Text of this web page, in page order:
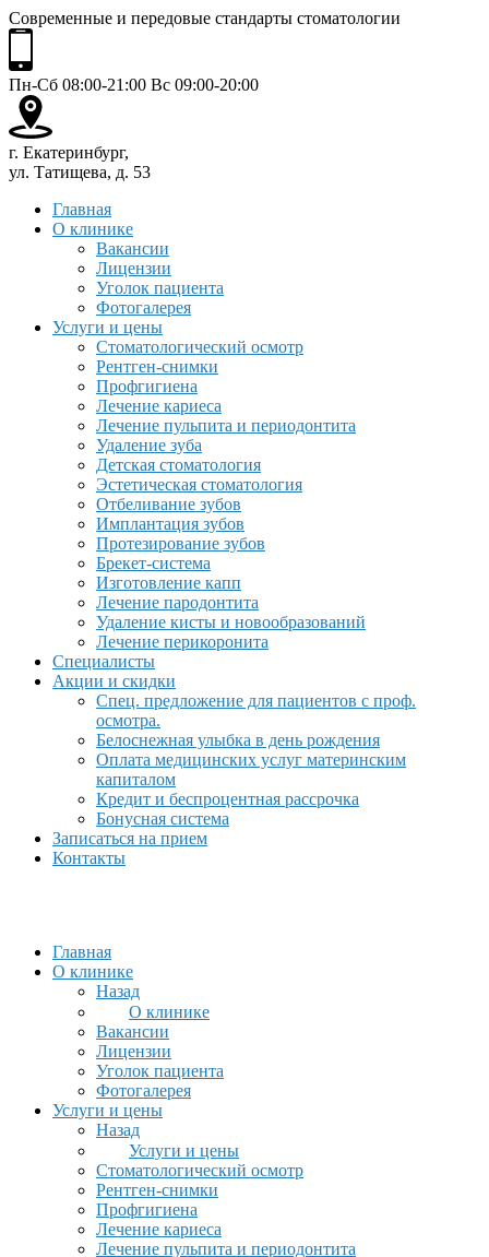
Современные и передовые стандарты стоматологии
Пн-Сб 08:00-21:00 Вс 09:00-20:00
г. Екатеринбург,
ул. Татищева, д. 53
Главная
О клинике
Вакансии
Лицензии
Уголок пациента
Фотогалерея
Услуги и цены
Стоматологический осмотр
Рентген-снимки
Профгигиена
Лечение кариеса
Лечение пульпита и периодонтита
Удаление зуба
Детская стоматология
Эстетическая стоматология
Отбеливание зубов
Имплантация зубов
Протезирование зубов
Брекет-система
Изготовление капп
Лечение пародонтита
Удаление кисты и новообразований
Лечение перикоронита
Специалисты
Акции и скидки
Спец. предложение для пациентов с проф.
осмотра.
Белоснежная улыбка в день рождения
Оплата медицинских услуг материнским
капиталом
Кредит и беспроцентная рассрочка
Бонусная система
Записаться на прием
Контакты
Главная
О клинике
Назад
О клинике
Вакансии
Лицензии
Уголок пациента
Фотогалерея
Услуги и цены
Назад
Услуги и цены
Стоматологический осмотр
Рентген-снимки
Профгигиена
Лечение кариеса
Лечение пульпита и периодонтита